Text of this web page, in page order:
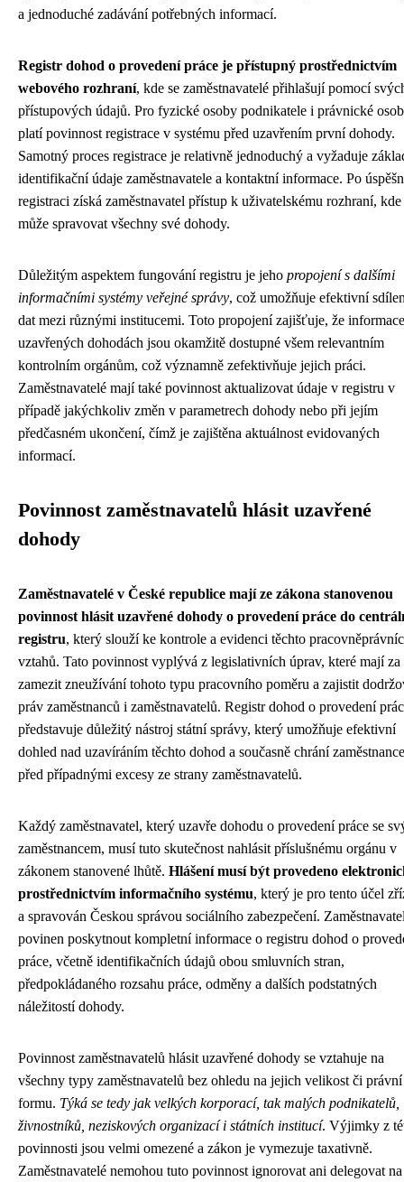
a jednoduché zadávání potřebných informací.
Registr dohod o provedení práce je přístupný prostřednictvím
webového rozhraní, kde se zaměstnavatelé přihlašují pomocí
přístupových údajů. Pro fyzické osoby podnikatele i právnické
platí povinnost registrace v systému před uzavřením první dohody.
Samotný proces registrace je relativně jednoduchý a vyžaduje
identifikační údaje zaměstnavatele a kontaktní informace. Po
registraci získá zaměstnavatel přístup k uživatelskému rozhraní, kde
může spravovat všechny své dohody.
Důležitým aspektem fungování registru je jeho propojení s dalšími
informačními systémy veřejné správy, což umožňuje efektivní
dat mezi různými institucemi. Toto propojení zajišťuje, že
uzavřených dohodách jsou okamžitě dostupné všem relevantním
kontrolním orgánům, což významně zefektivňuje jejich práci.
Zaměstnavatelé mají také povinnost aktualizovat údaje v registru v
případě jakýchkoliv změn v parametrech dohody nebo při jejím
předčasném ukončení, čímž je zajištěna aktuálnost evidovaných
informací.
Povinnost zaměstnavatelů hlásit uzavřené
dohody
Zaměstnavatelé v České republice mají ze zákona stanovenou
povinnost hlásit uzavřené dohody o provedení práce do
registru, který slouží ke kontrole a evidenci těchto
vztahů. Tato povinnost vyplývá z legislativních úprav, které mají
zamezit zneužívání tohoto typu pracovního poměru a zajistit
práv zaměstnanců i zaměstnavatelů. Registr dohod o provedení
představuje důležitý nástroj státní správy, který umožňuje efektivní
dohled nad uzavíráním těchto dohod a současně chrání zaměstnance
před případnými excesy ze strany zaměstnavatelů.
Každý zaměstnavatel, který uzavře dohodu o provedení práce se
zaměstnancem, musí tuto skutečnost nahlásit příslušnému orgánu v
zákonem stanovené lhůtě. Hlášení musí být provedeno
prostřednictvím informačního systému, který je pro tento účel
a spravován Českou správou sociálního zabezpečení.
povinen poskytnout kompletní informace o registru dohod o
práce, včetně identifikačních údajů obou smluvních stran,
předpokládaného rozsahu práce, odměny a dalších podstatných
náležitostí dohody.
Povinnost zaměstnavatelů hlásit uzavřené dohody se vztahuje na
všechny typy zaměstnavatelů bez ohledu na jejich velikost či právní
formu. Týká se tedy jak velkých korporací, tak malých podnikatelů,
živnostníků, neziskových organizací i státních institucí. Výjimky z
povinnosti jsou velmi omezené a zákon je vymezuje taxativně.
Zaměstnavatelé nemohou tuto povinnost ignorovat ani delegovat